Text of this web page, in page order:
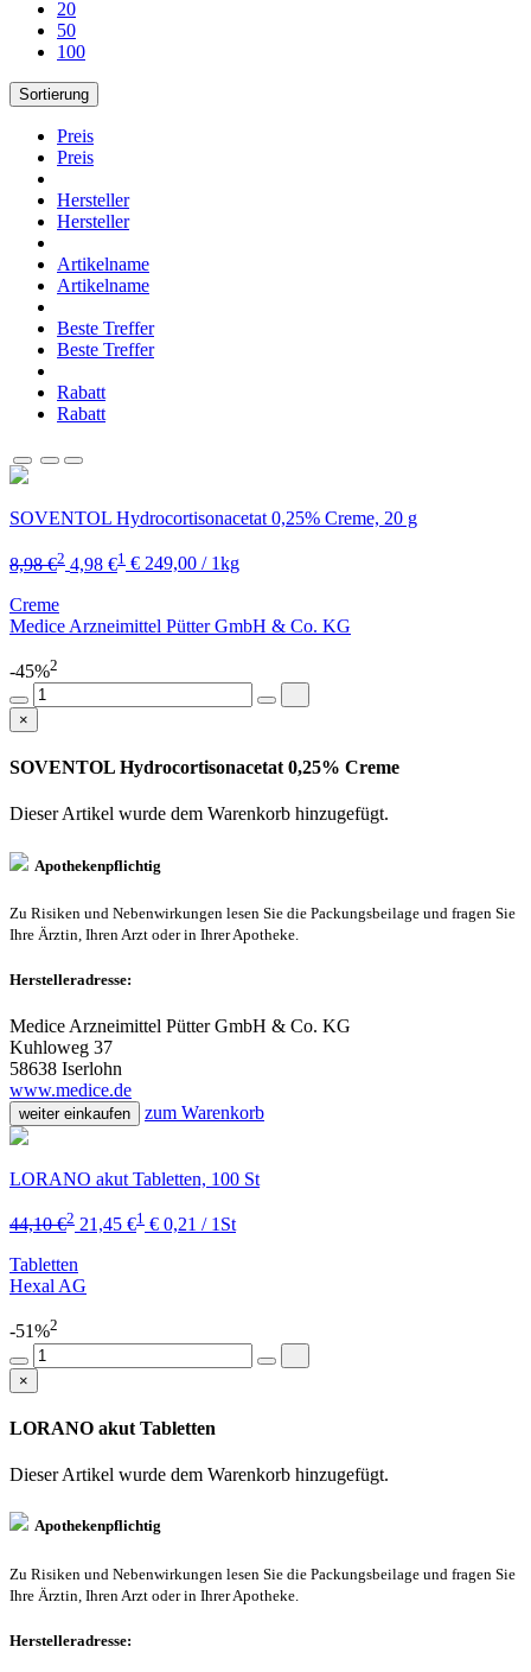
20
50
100
Sortierung
Preis
Preis
Hersteller
Hersteller
Artikelname
Artikelname
Beste Treffer
Beste Treffer
Rabatt
Rabatt
SOVENTOL Hydrocortisonacetat 0,25% Creme, 20 g
8,98 €2 4,98 €1 € 249,00 / 1kg
Creme
Medice Arzneimittel Pütter GmbH & Co. KG
-45%2
×
SOVENTOL Hydrocortisonacetat 0,25% Creme
Dieser Artikel wurde dem Warenkorb hinzugefügt.
Apothekenpflichtig
Zu Risiken und Nebenwirkungen lesen Sie die Packungsbeilage und fragen Sie
Ihre Ärztin, Ihren Arzt oder in Ihrer Apotheke.
Herstelleradresse:
Medice Arzneimittel Pütter GmbH & Co. KG
Kuhloweg 37
58638 Iserlohn
www.medice.de
weiter einkaufen zum Warenkorb
LORANO akut Tabletten, 100 St
44,10 €2 21,45 €1 € 0,21 / 1St
Tabletten
Hexal AG
-51%2
×
LORANO akut Tabletten
Dieser Artikel wurde dem Warenkorb hinzugefügt.
Apothekenpflichtig
Zu Risiken und Nebenwirkungen lesen Sie die Packungsbeilage und fragen Sie
Ihre Ärztin, Ihren Arzt oder in Ihrer Apotheke.
Herstelleradresse: